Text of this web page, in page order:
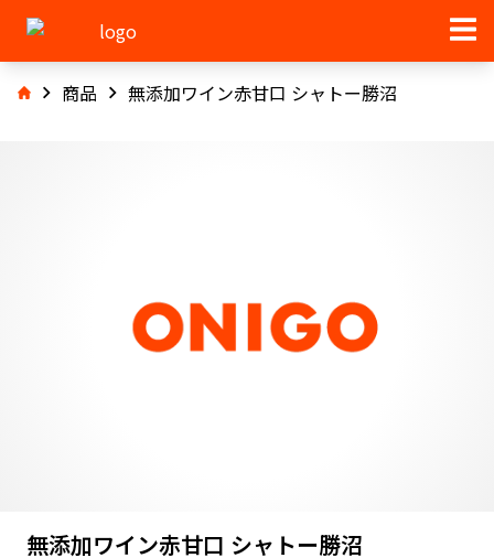
商品 無添加ワイン赤甘口 シャトー勝沼
無添加ワイン赤甘口 シャトー勝沼